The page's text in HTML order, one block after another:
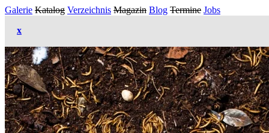
Galerie Katalog Verzeichnis Magazin Blog Termine Jobs
x